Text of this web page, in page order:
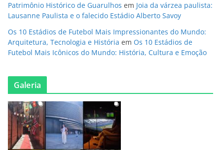
Patrimônio Histórico de Guarulhos em Joia da várzea paulista:
Lausanne Paulista e o falecido Estádio Alberto Savoy
Os 10 Estádios de Futebol Mais Impressionantes do Mundo:
Arquitetura, Tecnologia e História em Os 10 Estádios de
Futebol Mais Icônicos do Mundo: História, Cultura e Emoção
Galeria